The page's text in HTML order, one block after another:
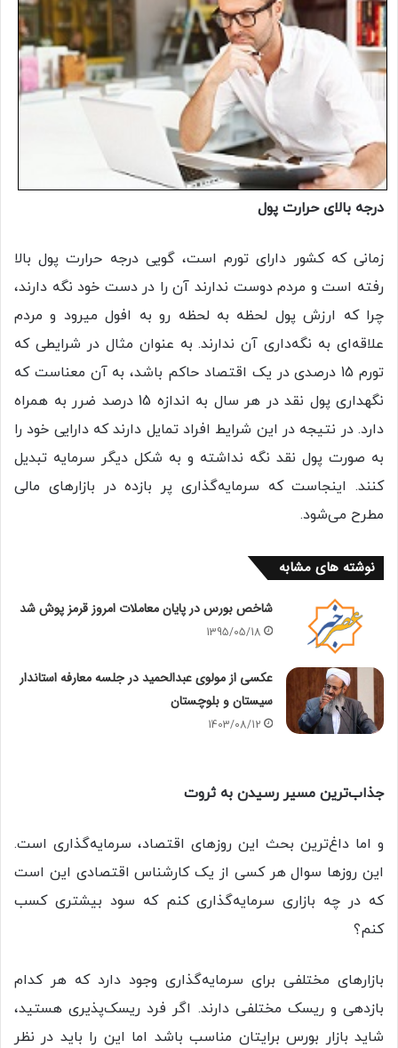
درجه بالای حرارت پول
زمانی که کشور دارای تورم است، گویی درجه حرارت پول بالا
رفته است و مردم دوست ندارند آن را در دست خود نگه دارند،
چرا که ارزش پول لحظه به لحظه رو به افول میرود و مردم
علاقه‌ای به نگه‌داری آن ندارند. به‌ عنوان مثال در شرایطی که
تورم 15 درصدی در یک اقتصاد حاکم باشد، به آن معناست که
نگهداری پول نقد در هر سال به اندازه 15 درصد ضرر به همراه
دارد. در نتیجه در این شرایط افراد تمایل دارند که دارایی خود را
به صورت پول نقد نگه نداشته و به شکل دیگر سرمایه تبدیل
کنند. اینجاست که سرمایه‌گذاری پر بازده در بازارهای مالی
مطرح می‌شود.
نوشته های مشابه
شاخص بورس در پایان معاملات امروز قرمز پوش شد
1395/05/18
عکسی از مولوی عبدالحمید در جلسه معارفه استاندار
سیستان و بلوچستان
1403/08/12
جذاب‌ترین مسیر رسیدن به ثروت
و اما داغ‌ترین بحث این روزهای اقتصاد، سرمایه‌گذاری است.
این روزها سوال هر کسی از یک کارشناس اقتصادی این است
که در چه بازاری سرمایه‌گذاری کنم که سود بیشتری کسب
کنم؟
بازارهای مختلفی برای سرمایه‌گذاری وجود دارد که هر کدام
بازدهی و ریسک مختلفی دارند. اگر فرد ریسک‌پذیری هستید،
شاید بازار بورس برایتان مناسب باشد اما این را باید در نظر